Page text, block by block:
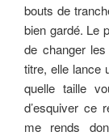
bouts de
bien gardé. Le
de changer
titre, elle lance
quelle taille
d’esquiver ce
me rends